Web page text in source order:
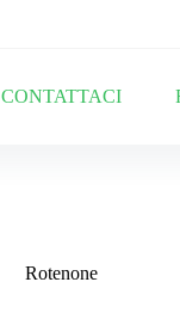
CONTATTACI
Rotenone